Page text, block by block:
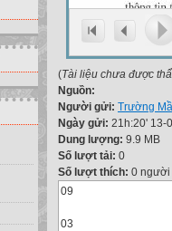
(Tài liệu chưa được
Nguồn:
Người gửi: Trường
Ngày gửi: 21h:20' 13-
Dung lượng: 9.9 MB
Số lượt tải: 0
Số lượt thích: 0 người
09
03